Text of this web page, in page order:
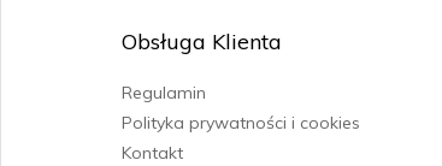
Obsługa Klienta
Regulamin
Polityka prywatności i cookies
Kontakt